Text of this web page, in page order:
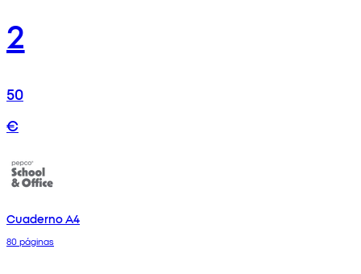
2
50
€
Cuaderno A4
80 páginas